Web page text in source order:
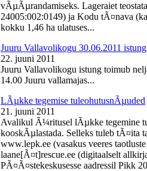
vÃµÃµrandamiseks. Lageraiet
24005:002:0149) ja Kodu tÃ¤nava
kokku 1,46 ha ulatuses...
Juuru Vallavolikogu 30.06.2011 istung
22. juuni 2011
Juuru Vallavolikogu istung toimub
14.00 Juuru vallamajas...
LÃµkke tegemise tuleohutusnÃµuded
21. juuni 2011
Avalikul Ã¼ritusel lÃµkke tegemine
kooskÃµlastada. Selleks tuleb tÃ¤ita
www.lepk.ee (vasakus veeres
laane[Ã¤t]rescue.ee (digitaalselt
PÃ¤Ã¤stekeskusesse aadressil Pikk